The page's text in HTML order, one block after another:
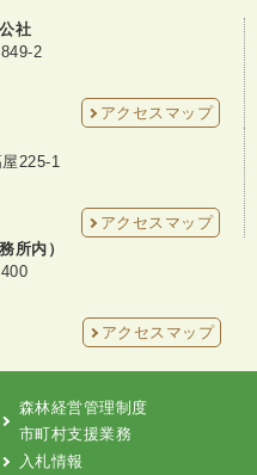
社
2
アクセスマップ
225-1
アクセスマップ
所内）
アクセスマップ
森林経営管理制度
市町村支援業務
入札情報